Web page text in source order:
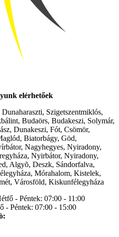
elérhetőek
Szigetszentmiklós,
Budaörs, Budakeszi, Solymár,
Dunakeszi, Fót, Csömör,
Biatorbágy, Göd,
Nagyhegyes, Nyiradony,
Nyirbátor, Nyiradony,
Algyõ, Deszk, Sándorfalva,
Mórahalom, Kistelek,
Városföld, Kiskunfélegyháza
- Péntek: 07:00 - 11:00
- Péntek: 07:00 - 15:00